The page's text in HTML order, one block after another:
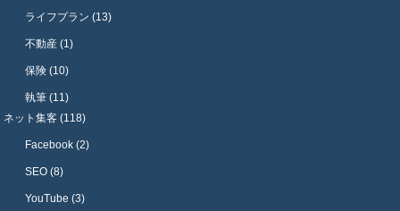
ライフプラン (13)
不動産 (1)
保険 (10)
執筆 (11)
ネット集客 (118)
Facebook (2)
SEO (8)
YouTube (3)